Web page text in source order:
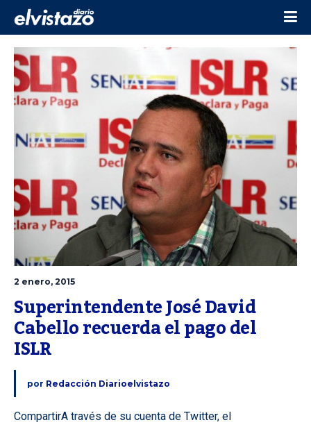
2 enero, 2015
Superintendente José David
Cabello recuerda el pago del
ISLR
por Redacción Diarioelvistazo
CompartirA través de su cuenta de Twitter, el